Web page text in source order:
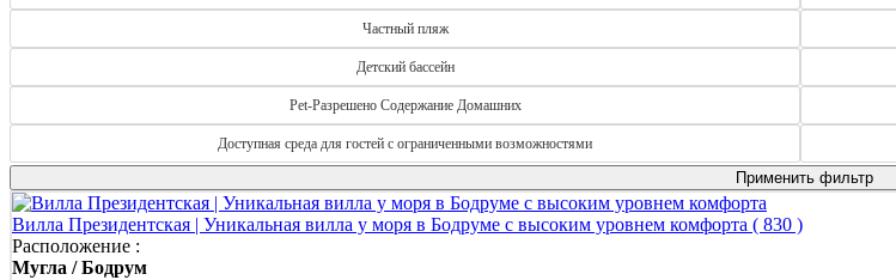
Частный пляж
Детский бассейн
Pet-Разрешено Содержание Домашних
Доступная среда для гостей с ограниченными возможностями
Применить фильтр
Вилла Президентская | Уникальная вилла у моря в Бодруме с высоким уровнем комфорта ( 830 )
Расположение :
Мугла / Бодрум